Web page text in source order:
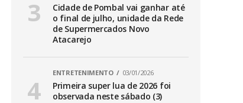
Cidade de Pombal vai ganhar até
o final de julho, unidade da Rede
de Supermercados Novo
Atacarejo
ENTRETENIMENTO 03/01/2026
Primeira super lua de 2026 foi
observada neste sábado (3)